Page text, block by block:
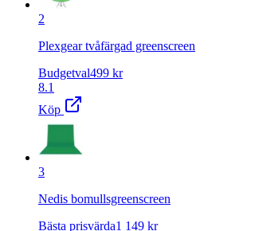
2
Plexgear tvåfärgad greenscreen
Budgetval499 kr
8.1
Köp
3
Nedis bomullsgreenscreen
Bästa prisvärda1 149 kr